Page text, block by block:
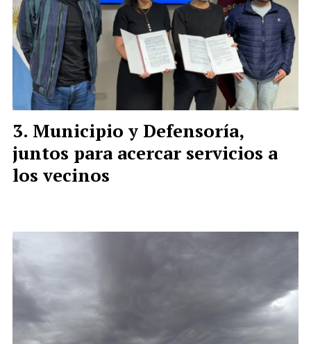
Municipio y Defensoría,
juntos para acercar servicios a
los vecinos